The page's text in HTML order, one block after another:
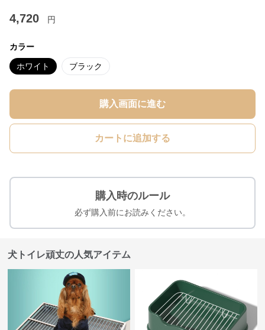
4,720 円
カラー
ホワイト ブラック
購入画面に進む
カートに追加する
購入時のルール
必ず購入前にお読みください。
犬トイレ頑丈の人気アイテム